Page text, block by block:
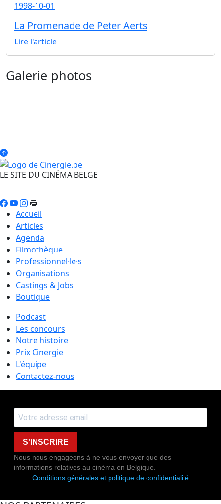
1998-10-01
La Promenade de Peter Aerts
Lire l'article
Galerie photos
LE SITE DU CINÉMA BELGE
Accueil
Articles
Agenda
Filmothèque
Professionnel·le·s
Organisations
Castings & Jobs
Boutique
Podcast
Les concours
Notre histoire
Prix Cinergie
L'équipe
Contactez-nous
S'INSCRIRE
Nous nous engageons à ne vous envoyer que des
informations relatives au cinéma en Belgique.
Conditions générales et politique de confidentialité